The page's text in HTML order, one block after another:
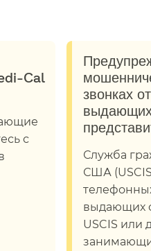
Cal
с
звонках
Служба
США
выдающих
USCIS или